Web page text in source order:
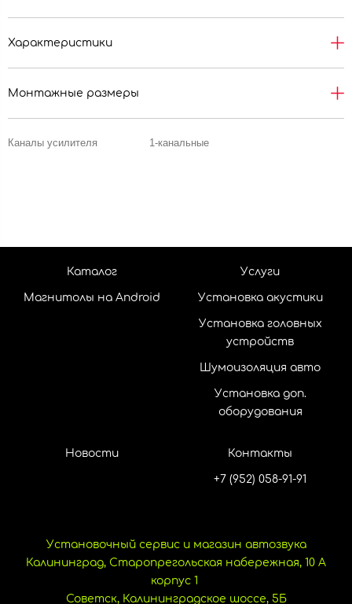
Характеристики
Монтажные размеры
Каналы усилителя 1-канальные
Каталог
Магнитолы на Android
Услуги
Установка акустики
Установка головных
устройств
Шумоизоляция авто
Установка доп.
оборудования
Новости Контакты
+7 (952) 058-91-91
Установочный сервис и магазин автозвука
Калининград, Старопрегольская набережная, 10 А
корпус 1
Советск, Калининградское шоссе, 5Б